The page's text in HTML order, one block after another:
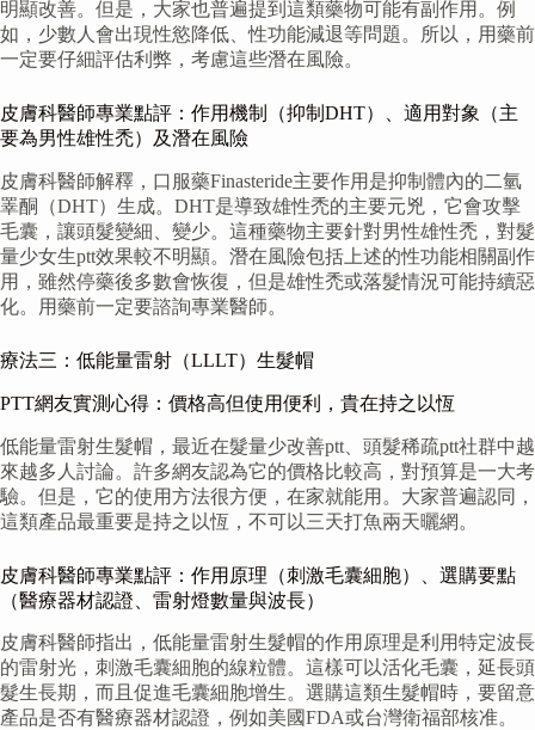
明顯改善。但是，大家也普遍提到這類藥物可能有副作用。例
如，少數人會出現性慾降低、性功能減退等問題。所以，用藥前
一定要仔細評估利弊，考慮這些潛在風險。
皮膚科醫師專業點評：作用機制（抑制DHT）、適用對象（主
要為男性雄性禿）及潛在風險
皮膚科醫師解釋，口服藥Finasteride主要作用是抑制體內的二氫
睪酮（DHT）生成。DHT是導致雄性禿的主要元兇，它會攻擊
毛囊，讓頭髮變細、變少。這種藥物主要針對男性雄性禿，對髮
量少女生ptt效果較不明顯。潛在風險包括上述的性功能相關副作
用，雖然停藥後多數會恢復，但是雄性禿或落髮情況可能持續惡
化。用藥前一定要諮詢專業醫師。
療法三：低能量雷射（LLLT）生髮帽
PTT網友實測心得：價格高但使用便利，貴在持之以恆
低能量雷射生髮帽，最近在髮量少改善ptt、頭髮稀疏ptt社群中越
來越多人討論。許多網友認為它的價格比較高，對預算是一大考
驗。但是，它的使用方法很方便，在家就能用。大家普遍認同，
這類產品最重要是持之以恆，不可以三天打魚兩天曬網。
皮膚科醫師專業點評：作用原理（刺激毛囊細胞）、選購要點
（醫療器材認證、雷射燈數量與波長）
皮膚科醫師指出，低能量雷射生髮帽的作用原理是利用特定波長
的雷射光，刺激毛囊細胞的線粒體。這樣可以活化毛囊，延長頭
髮生長期，而且促進毛囊細胞增生。選購這類生髮帽時，要留意
產品是否有醫療器材認證，例如美國FDA或台灣衛福部核准。